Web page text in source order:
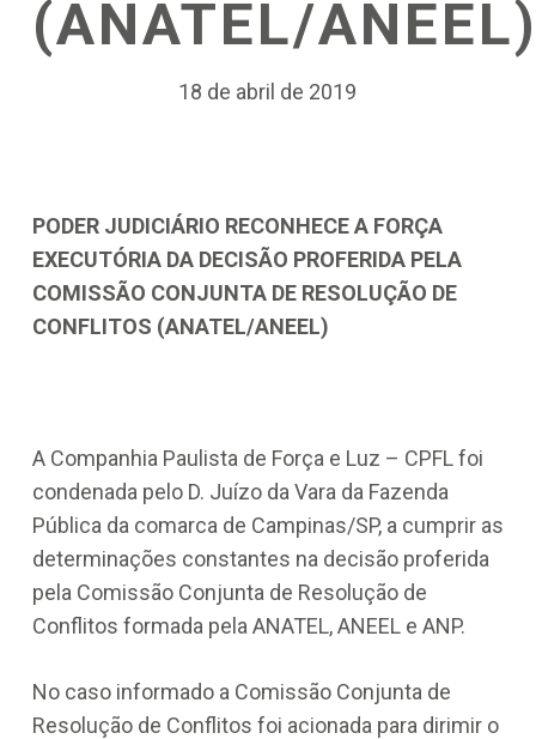
(ANATEL/
18 de abril de 2019
PODER JUDICIÁRIO RECONHECE A FORÇA
EXECUTÓRIA DA DECISÃO PROFERIDA PELA
COMISSÃO CONJUNTA DE RESOLUÇÃO DE
CONFLITOS (ANATEL/ANEEL)
A Companhia Paulista de Força e Luz – CPFL foi
condenada pelo D. Juízo da Vara da Fazenda
Pública da comarca de Campinas/SP, a cumprir as
determinações constantes na decisão proferida
pela Comissão Conjunta de Resolução de
Conflitos formada pela ANATEL, ANEEL e ANP.
No caso informado a Comissão Conjunta de
Resolução de Conflitos foi acionada para dirimir o